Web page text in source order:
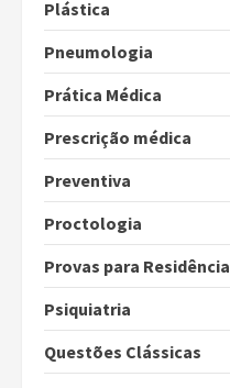
Plástica
Pneumologia
Prática Médica
Prescrição médica
Preventiva
Proctologia
Provas para Residência
Psiquiatria
Questões Clássicas